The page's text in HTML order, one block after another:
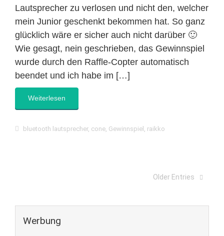
Lautsprecher zu verlosen und nicht den, welcher
mein Junior geschenkt bekommen hat. So ganz
glücklich wäre er sicher auch nicht darüber 🙂
Wie gesagt, nein geschrieben, das Gewinnspiel
wurde durch den Raffle-Copter automatisch
beendet und ich habe im […]
Weiterlesen
bluetooth lautsprecher, cone, Gewinnspiel , raikko
Older Entries
Werbung